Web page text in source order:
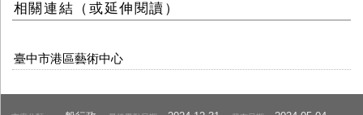
相關連結（或延伸閱讀）
臺中市港區藝術中心